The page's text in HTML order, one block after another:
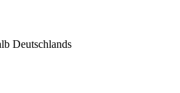
Deutschlands